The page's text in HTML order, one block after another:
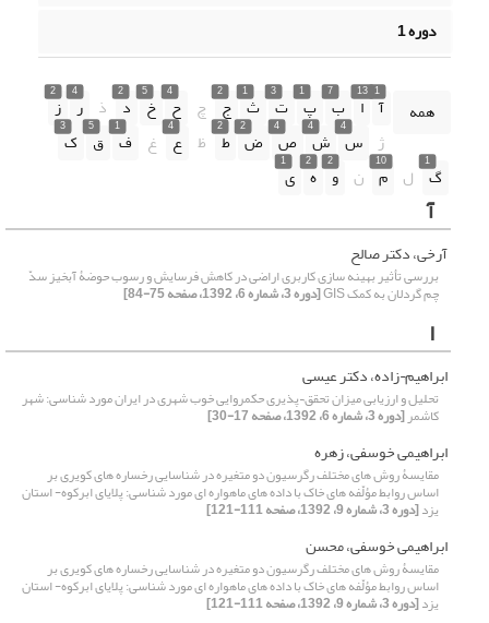
دوره 1
همه
1
آ
13
ا
7
ب
1
پ
3
ت
1
ث
2
ج چ
4
ح
5
خ
2
د ذ
4
ر
2
ز
ژ
4
س
4
ش
4
ص
2
ض
2
ط ظ
4
ع غ
1
ف
5
ق
3
ک
1
گ ل
10
م ن
2
و
2
ه
1
ی
آ
آرخی، دکتر صالح
بررسی تأثیر بهینه سازی کاربری اراضی در کاهش فرسایش و رسوب حوضۀ آبخیز سدّ
چم گردلان به کمک GIS [دوره 3، شماره 6، 1392، صفحه 75-84]
ا
ابراهیم¬زاده، دکتر عیسی
تحلیل و ارزیابی میزان تحقق¬پذیری حکمروایی خوب شهری در ایران مورد شناسی: شهر
کاشمر[دوره 3، شماره 6، 1392، صفحه 17-30]
ابراهیمی خوسفی، زهره
مقایسۀ روش های مختلف رگرسیون دو متغیره در شناسایی رخساره های کویری بر
اساس روابط مؤلّفه های خاک با داده های ماهواره ای مورد شناسی: پلایای ابرکوه- استان
یزد[دوره 3، شماره 9، 1392، صفحه 111-121]
ابراهیمی خوسفی، محسن
مقایسۀ روش های مختلف رگرسیون دو متغیره در شناسایی رخساره های کویری بر
اساس روابط مؤلّفه های خاک با داده های ماهواره ای مورد شناسی: پلایای ابرکوه- استان
یزد[دوره 3، شماره 9، 1392، صفحه 111-121]